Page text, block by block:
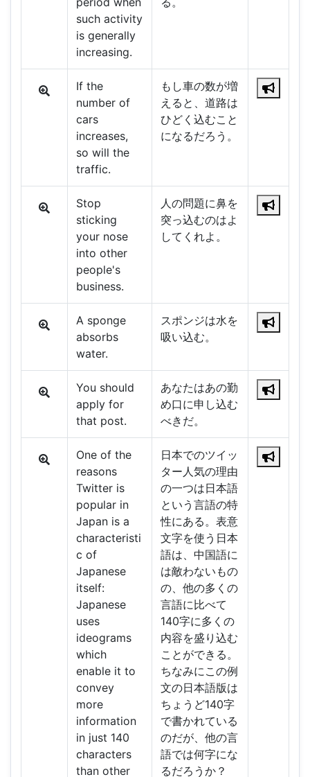
such activity
is generally
increasing.
If the
number of
cars
increases,
so will the
traffic.
もし車の数が増
えると、道路は
ひどく込むこと
になるだろう。
Stop
sticking
your nose
into other
people's
business.
人の問題に鼻を
突っ込むのはよ
してくれよ。
A sponge
absorbs
water.
スポンジは水を
吸い込む。
You should
apply for
that post.
あなたはあの勤
め口に申し込む
べきだ。
One of the
reasons
Twitter is
popular in
Japan is a
characteristi
c of
Japanese
itself:
Japanese
uses
ideograms
which
enable it to
convey
more
information
in just 140
characters
than other
日本でのツイッ
ター人気の理由
の一つは日本語
という言語の特
性にある。表意
文字を使う日本
語は、中国語に
は敵わないもの
の、他の多くの
言語に比べて
140字に多くの
内容を盛り込む
ことができる。
ちなみにこの例
文の日本語版は
ちょうど140字
で書かれている
のだが、他の言
語では何字にな
るだろうか？